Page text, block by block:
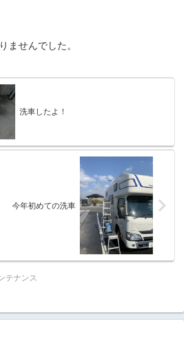
ませんでした。
洗車したよ！
今年初めての洗車
テナンス